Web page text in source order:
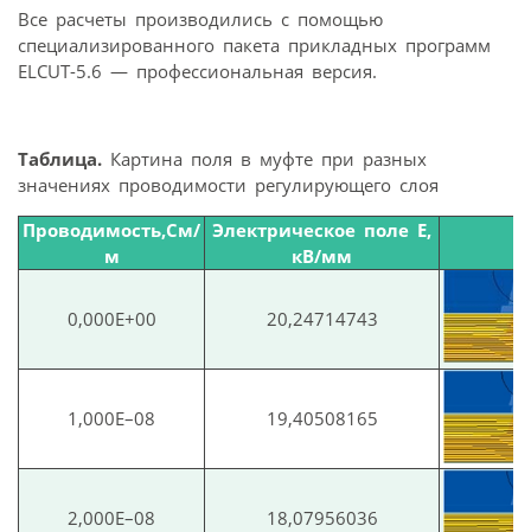
Все расчеты производились с помощью
специализированного пакета прикладных программ
ELCUT-5.6 — профессиональная версия.
Таблица. Картина поля в муфте при разных
значениях проводимости регулирующего слоя
Проводимость,См/
м
Электрическое поле E,
кВ/мм
0,000E+00 20,24714743
1,000E–08 19,40508165
2,000E–08 18,07956036